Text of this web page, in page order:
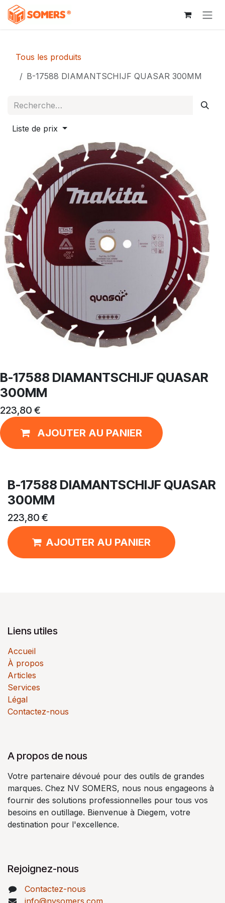
Se rendre au contenu
Tous les produits
B-17588 DIAMANTSCHIJF QUASAR 300MM
Liste de prix
B-17588 DIAMANTSCHIJF QUASAR
300MM
223,80 €
AJOUTER AU PANIER
B-17588 DIAMANTSCHIJF QUASAR
300MM
223,80 €
AJOUTER AU PANIER
Liens utiles
Accueil
À propos
Articles
Services
Légal
Contactez-nous
A propos de nous
Votre partenaire dévoué pour des outils de grandes
marques. Chez NV SOMERS, nous nous engageons à
fournir des solutions professionnelles pour tous vos
besoins en outillage. Bienvenue à Diegem, votre
destination pour l'excellence.
Rejoignez-nous
Contactez-nous
info@nvsomers.com